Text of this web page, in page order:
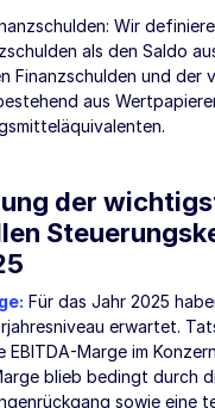
Wir
als den Saldo
Finanzschulden und der
aus
der
Für das Jahr 2025
erwartet.
EBITDA-Marge im
blieb bedingt durch
sowie eine